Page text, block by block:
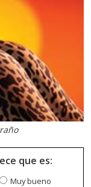
que es:
Muy bueno